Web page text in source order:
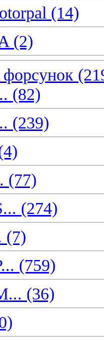
(14)
(2)
(82)
(239)
(77)
(274)
(7)
(759)
(36)